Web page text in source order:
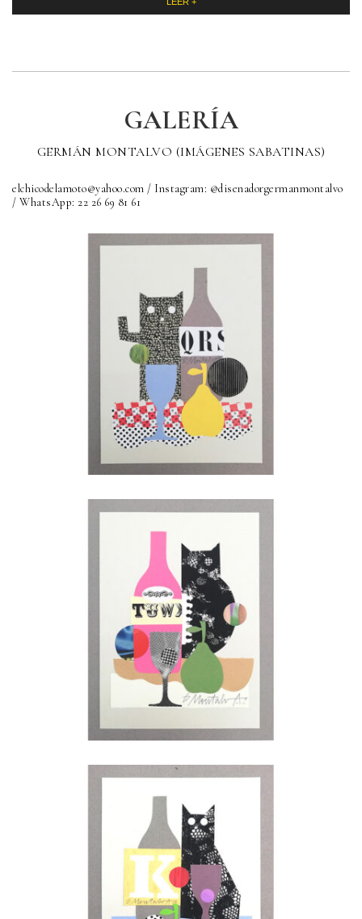
GALERÍA
GERMÁN MONTALVO (IMÁGENES SABATINAS)
elchicodelamoto@yahoo.com / Instagram: @disenadorgermanmontalvo
/ WhatsApp: 22 26 69 81 61